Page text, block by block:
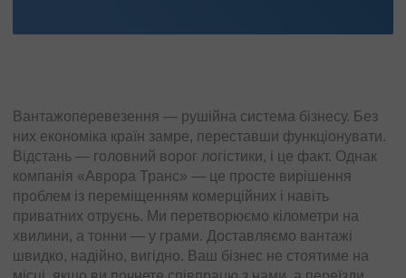
Вантажоперевезення — рушійна система бізнесу. Без
них економіка країн замре, переставши функціонувати.
Відстань — головний ворог логістики, і це факт. Однак
компанія «Аврора Транс» — це просте вирішення
проблем із переміщенням комерційних і навіть
приватних отруєнь. Ми перетворюємо кілометри на
хвилини, а тонни — у грами. Доставляємо вантажі
швидко, надійно, вигідно. Ваш бізнес не стоятиме на